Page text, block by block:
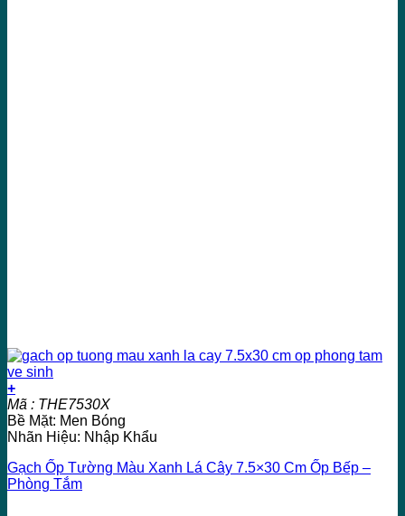
+
Mã : THE7530X
Bề Mặt: Men Bóng
Nhãn Hiệu: Nhập Khẩu
Gạch Ốp Tường Màu Xanh Lá Cây 7.5×30 Cm Ốp Bếp –
Phòng Tắm